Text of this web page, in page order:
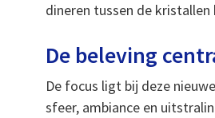
dineren tussen de
De beleving
De focus ligt bij deze
sfeer, ambiance en